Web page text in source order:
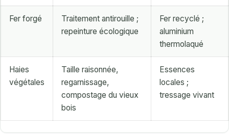
Fer forgé
Traitement antirouille ;
repeinture écologique
Fer recyclé ;
aluminium
thermolaqué
Haies
végétales
Taille raisonnée,
regarnissage,
compostage du vieux
bois
Essences
locales ;
tressage vivant